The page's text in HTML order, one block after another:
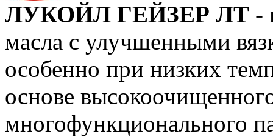
ЛУКОЙЛ ГЕЙЗЕР ЛТ -
масла с улучшенными
особенно при низких
основе
многофункционального